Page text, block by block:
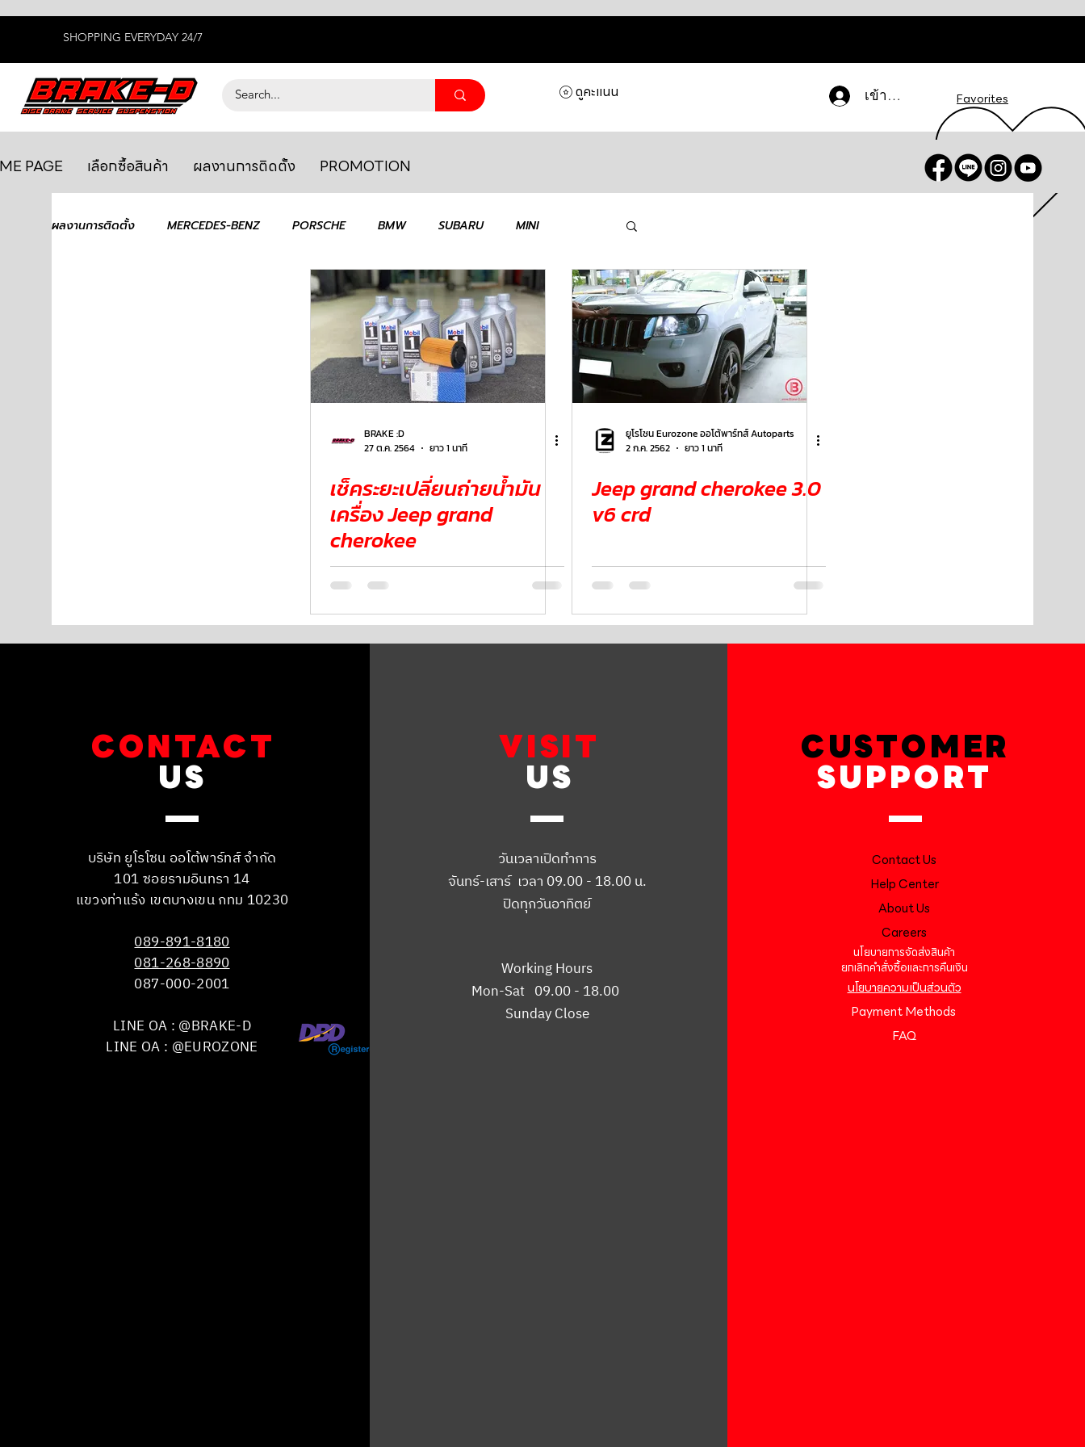
SHOPPING EVERYDAY 24/7
เข้าสู่ระบบ Favorites
ดูคะแนน
PAGE เลือกซื้อสินค้า ผลงานการติดตั้ง PROMOTION
ผลงานการติดตั้ง MERCEDES-BENZ PORSCHE BMW SUBARU MINI
AUDI MASERATI LAMBORGHINI
TOYOTA HONDA VOLKSWAGEN JEEP
BRAKE :D
27 ต.ค. 2564
ยาว 1 นาที
เช็คระยะเปลี่ยนถ่ายน้ำมัน
เครื่อง Jeep grand
cherokee
ยูโรโซน Eurozone ออโต้พาร์ทส์ Autoparts
2 ก.ค. 2562
ยาว 1 นาที
Jeep grand cherokee 3.0
v6 crd
CONTACT
US
บริษัท ยูโรโซน ออโต้พาร์ทส์ จำกัด
101 ซอยรามอินทรา 14
แขวงท่าแร้ง เขตบางเขน กทม 10230
089-891-8180
081-268-8890
087-000-2001
LINE OA : @BRAKE-D
LINE OA : @EUROZONE
VISIT
US
วันเวลาเปิดทำการ
จันทร์-เสาร์ เวลา 09.00 - 18.00 น.
ปิดทุกวันอาทิตย์
Working Hours
Mon-Sat 09.00 - 18.00
Sunday Close
CUSTOMER
SUPPORT
Contact Us
Help Center
About Us
Careers
นโยบายการจัดส่งสินค้า
ยกเลิกคำสั่งซื้อและการคืนเงิน
นโยบายความเป็นส่วนตัว
Payment Methods
FAQ